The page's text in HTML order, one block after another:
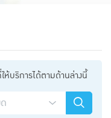
บริการได้ตามด้านล่างนี้